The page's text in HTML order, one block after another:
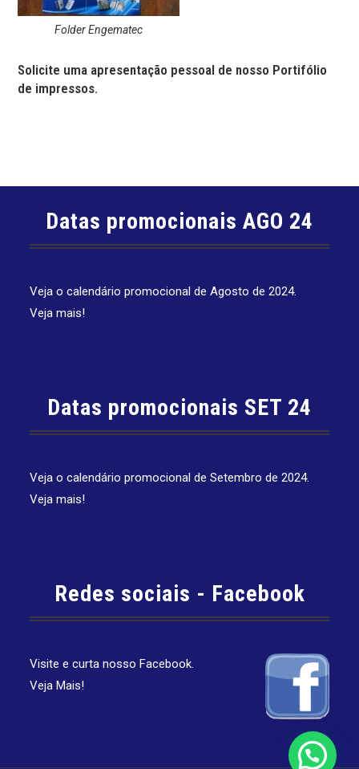
Folder Engematec
Solicite uma apresentação pessoal de nosso Portifólio
de impressos.
Datas promocionais AGO 24
Veja o calendário promocional de Agosto de 2024.
Veja mais!
Datas promocionais SET 24
Veja o calendário promocional de Setembro de 2024.
Veja mais!
Redes sociais - Facebook
Visite e curta nosso Facebook.
Veja Mais!